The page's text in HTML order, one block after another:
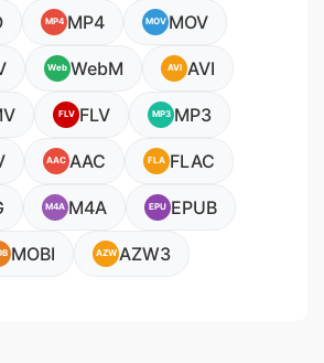
MP4 MP4 MOV MOV
Web WebM AVI AVI
FLV FLV MP3 MP3
AAC AAC FLA FLAC
M4A M4A EPU EPUB
MOBI AZWAZW3